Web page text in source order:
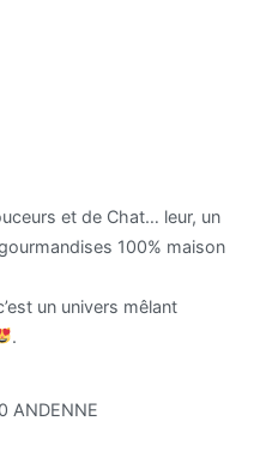
et de Chat… leur, un
100% maison
un univers mêlant
.
ANDENNE